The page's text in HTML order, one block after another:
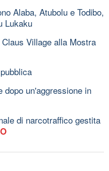
Alaba, Atubolu e Todibo,
Lukaku
Village alla Mostra
dopo un'aggressione in
di narcotraffico gestita